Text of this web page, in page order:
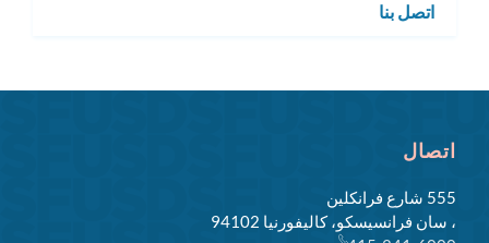
اتصل بنا
اتصال
555 شارع فرانكلين
، سان فرانسيسكو، كاليفورنيا 94102